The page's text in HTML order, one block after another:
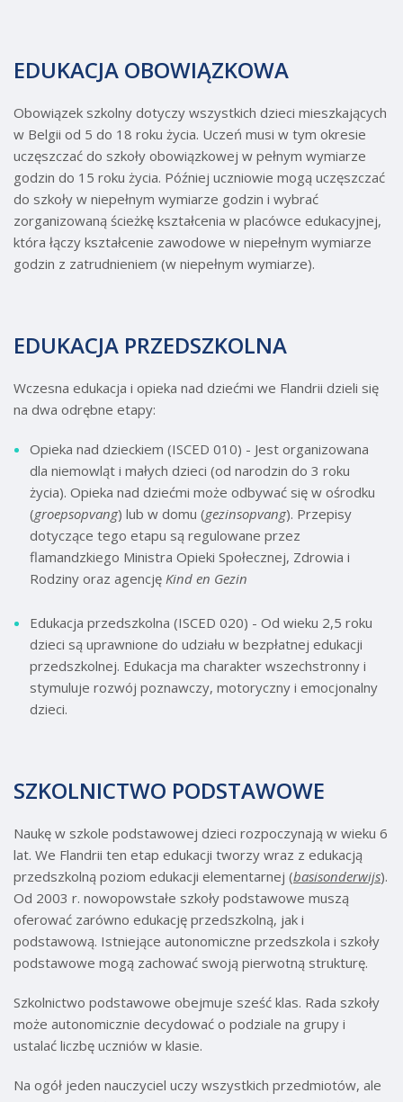
EDUKACJA OBOWIĄZKOWA
Obowiązek szkolny dotyczy wszystkich dzieci mieszkających
w Belgii od 5 do 18 roku życia. Uczeń musi w tym okresie
uczęszczać do szkoły obowiązkowej w pełnym wymiarze
godzin do 15 roku życia. Później uczniowie mogą uczęszczać
do szkoły w niepełnym wymiarze godzin i wybrać
zorganizowaną ścieżkę kształcenia w placówce edukacyjnej,
która łączy kształcenie zawodowe w niepełnym wymiarze
godzin z zatrudnieniem (w niepełnym wymiarze).
EDUKACJA PRZEDSZKOLNA
Wczesna edukacja i opieka nad dziećmi we Flandrii dzieli się
na dwa odrębne etapy:
Opieka nad dzieckiem (ISCED 010) - Jest organizowana
dla niemowląt i małych dzieci (od narodzin do 3 roku
życia). Opieka nad dziećmi może odbywać się w ośrodku
(groepsopvang) lub w domu (gezinsopvang). Przepisy
dotyczące tego etapu są regulowane przez
flamandzkiego Ministra Opieki Społecznej, Zdrowia i
Rodziny oraz agencję Kind en Gezin
Edukacja przedszkolna (ISCED 020) - Od wieku 2,5 roku
dzieci są uprawnione do udziału w bezpłatnej edukacji
przedszkolnej. Edukacja ma charakter wszechstronny i
stymuluje rozwój poznawczy, motoryczny i emocjonalny
dzieci.
SZKOLNICTWO PODSTAWOWE
Naukę w szkole podstawowej dzieci rozpoczynają w wieku 6
lat. We Flandrii ten etap edukacji tworzy wraz z edukacją
przedszkolną poziom edukacji elementarnej (basisonderwijs).
Od 2003 r. nowopowstałe szkoły podstawowe muszą
oferować zarówno edukację przedszkolną, jak i
podstawową. Istniejące autonomiczne przedszkola i szkoły
podstawowe mogą zachować swoją pierwotną strukturę.
Szkolnictwo podstawowe obejmuje sześć klas. Rada szkoły
może autonomicznie decydować o podziale na grupy i
ustalać liczbę uczniów w klasie.
Na ogół jeden nauczyciel uczy wszystkich przedmiotów, ale